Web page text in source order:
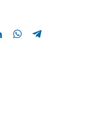
Compartir en Whatsapp